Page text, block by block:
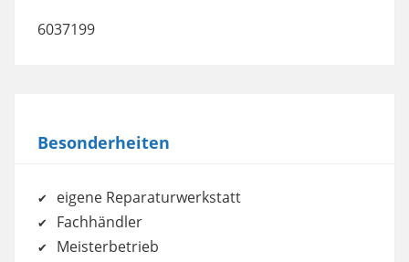
6037199
Besonderheiten
eigene Reparaturwerkstatt
Fachhändler
Meisterbetrieb